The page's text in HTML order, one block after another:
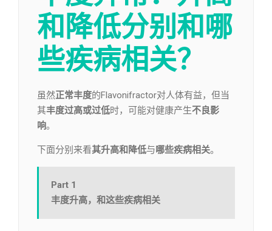
和降低分别和哪
些疾病相关？
虽然正常丰度的Flavonifractor对人体有益，但当
其丰度过高或过低时，可能对健康产生不良影
响。
下面分别来看其升高和降低与哪些疾病相关。
Part 1
丰度升高，和这些疾病相关